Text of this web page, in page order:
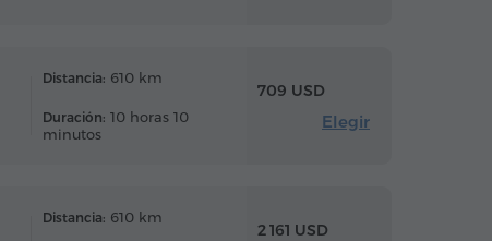
Distancia: 610 km
Duración: 10 horas 10
minutos
709 USD
Elegir
Distancia: 610 km
2 161 USD